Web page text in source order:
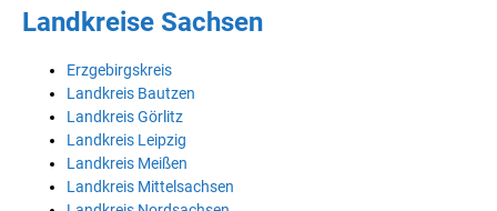
Landkreise Sachsen
Erzgebirgskreis
Landkreis Bautzen
Landkreis Görlitz
Landkreis Leipzig
Landkreis Meißen
Landkreis Mittelsachsen